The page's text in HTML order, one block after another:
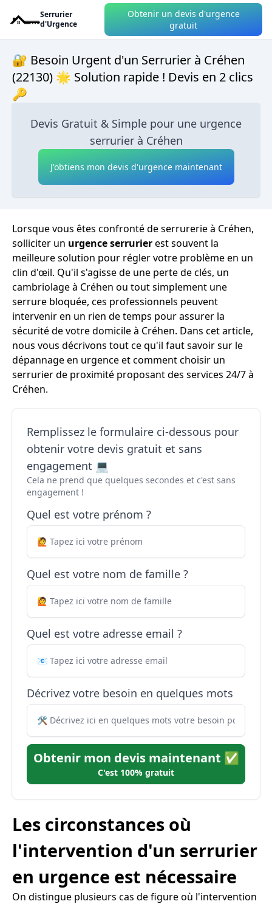
Serrurier
d'Urgence
Obtenir un devis d'urgence
gratuit
🔐 Besoin Urgent d'un Serrurier à Créhen
(22130) 🌟 Solution rapide ! Devis en 2 clics
🔑
Devis Gratuit & Simple pour une urgence
serrurier à Créhen
J'obtiens mon devis d'urgence maintenant
Lorsque vous êtes confronté de serrurerie à Créhen,
solliciter un urgence serrurierest souvent la
meilleure solution pour régler votre problème en un
clin d'œil. Qu'il s'agisse de une perte de clés, un
cambriolage à Créhen ou tout simplement une
serrure bloquée, ces professionnels peuvent
intervenir en un rien de temps pour assurer la
sécurité de votre domicile à Créhen. Dans cet article,
nous vous décrivons tout ce qu'il faut savoir sur le
dépannage en urgence et comment choisir un
serrurier de proximité proposant des services 24/7 à
Créhen.
Remplissez le formulaire ci-dessous pour
obtenir votre devis gratuit et sans
engagement 💻
Cela ne prend que quelques secondes et c'est sans
engagement !
Quel est votre prénom ?
Quel est votre nom de famille ?
Quel est votre adresse email ?
Décrivez votre besoin en quelques mots
Obtenir mon devis maintenant ✅
C'est 100% gratuit
Les circonstances où
l'intervention d'un serrurier
en urgence est nécessaire
On distingue plusieurs cas de figure où l'intervention